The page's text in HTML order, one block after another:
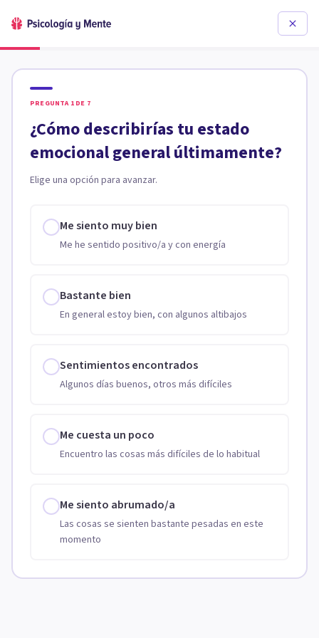
PREGUNTA 1 DE 7
¿Cómo describirías tu estado
emocional general últimamente?
Elige una opción para avanzar.
Me siento muy bien
Me he sentido positivo/a y con energía
Bastante bien
En general estoy bien, con algunos altibajos
Sentimientos encontrados
Algunos días buenos, otros más difíciles
Me cuesta un poco
Encuentro las cosas más difíciles de lo habitual
Me siento abrumado/a
Las cosas se sienten bastante pesadas en este
momento